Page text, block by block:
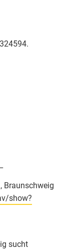
Braunschweig
show?
sucht